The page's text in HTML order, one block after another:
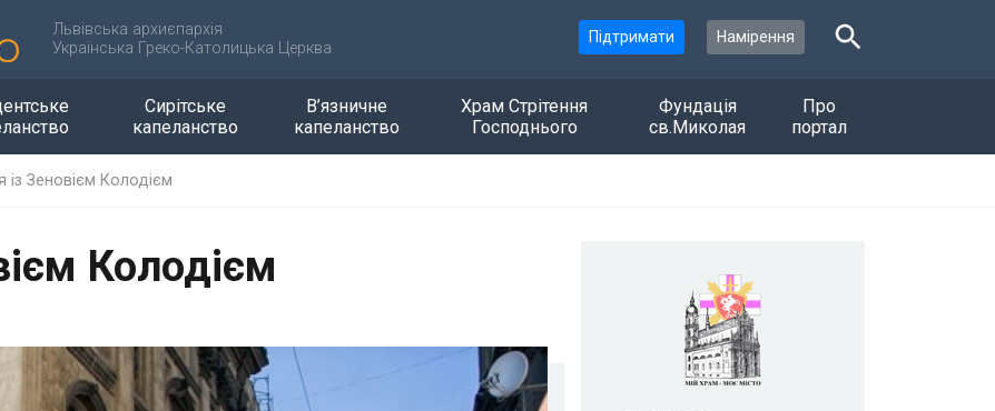
Львівська архиєпархія
Українська Греко-Католицька Церква
Підтримати Намірення
Сирітське
капеланство
В’язничне
капеланство
Храм Стрітення
Господнього
Фундація
св.Миколая
Про
портал
із Зеновієм Колодієм
Колодієм